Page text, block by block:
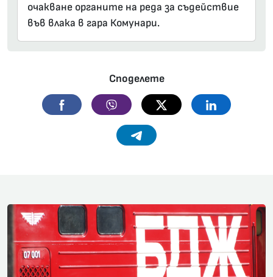
очакване органите на реда за съдействие
във влака в гара Комунари.
Споделете
Facebook Viber Twitter Linkedin
Telegram